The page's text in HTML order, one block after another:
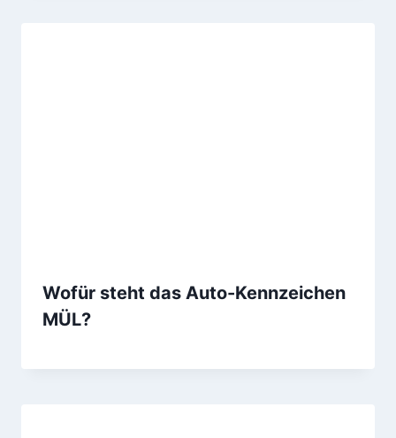
Wofür steht das Auto-Kennzeichen
MÜL?